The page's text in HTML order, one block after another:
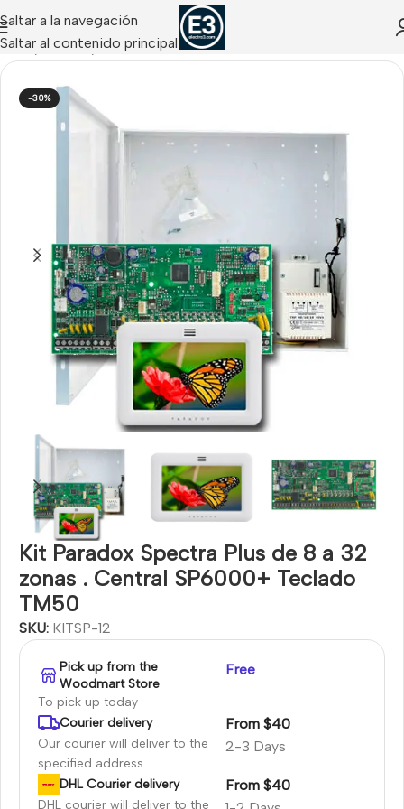
Saltar a la navegación
Saltar al contenido principal
Inicio Paradox/Kits Cableados Paradox
-30%
Kit Paradox Spectra Plus de 8 a 32
zonas . Central SP6000+ Teclado
TM50
SKU: KITSP-12
Pick up from the
Woodmart Store
To pick up today
Free
Courier delivery
Our courier will deliver to the
specified address
2-3 Days
From $40
DHL Courier delivery
DHL courier will deliver to the
From $40